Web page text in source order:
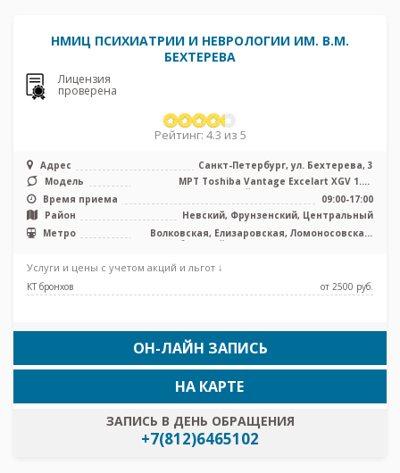
НМИЦ ПСИХИАТРИИ И НЕВРОЛОГИИ ИМ. В.М.
БЕХТЕРЕВА
Лицензия
проверена
Рейтинг: 4.3 из 5
Адрес
Санкт-Петербург, ул. Бехтерева, 3
Модель
МРТ Toshiba Vantage Excelart XGV 1.5T
закрытый тип, КТ Philips BRILLIA ...
Время приема
09:00-17:00
Район
Невский, Фрунзенский, Центральный
Метро
Волковская, Елизаровская, Ломоносовская,
Обводный канал, Площадь Александра
Услуги и цены с учетом акций и льгот ↓
КТ бронхов от 2500 pуб.
ОН-ЛАЙН ЗАПИСЬ
ЗАПИСЬ В ДЕНЬ ОБРАЩЕНИЯ
+7(812)6465102
НА КАРТЕ